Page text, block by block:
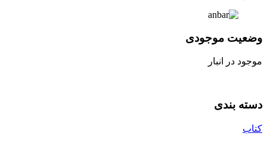
وضعیت موجودی
موجود در انبار
دسته بندی
کتاب